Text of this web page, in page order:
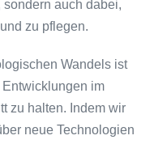
auch dabei,
zu pflegen.
Wandels ist
im
zu halten. Indem wir
neue Technologien